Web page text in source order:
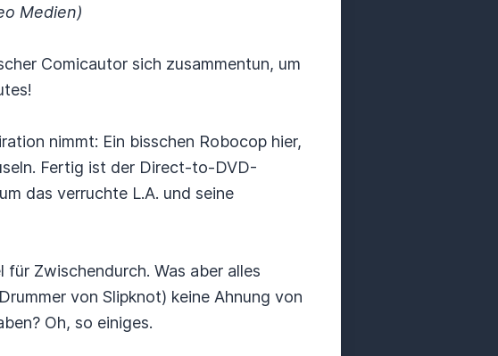
Medien)
Comicautor sich zusammentun, um
nimmt: Ein bisschen Robocop hier,
Fertig ist der Direct-to-DVD-
das verruchte L.A. und seine
Zwischendurch. Was aber alles
von Slipknot) keine Ahnung von
Oh, so einiges.